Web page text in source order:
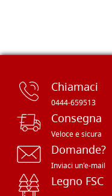
Chiamaci
0444-659513
Consegna
Veloce e sicura
Domande?
Inviaci un'e-mail
Legno FSC